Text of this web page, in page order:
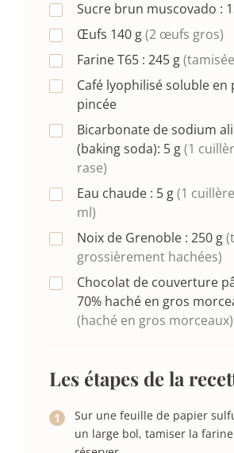
Sucre brun muscovado :
Œufs 140 g(2 œufs gros)
Farine T65 : 245 g
Café lyophilisé soluble en
pincée
Bicarbonate de sodium
(baking soda): 5 g(1
rase)
Eau chaude : 5 g(1
ml)
Noix de Grenoble : 250 g
grossièrement hachées)
Chocolat de couverture
70% haché en gros
(haché en gros morceaux)
Les étapes de la
Sur une feuille de papier
un large bol, tamiser la